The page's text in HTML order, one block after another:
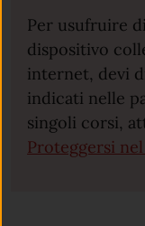
Per usufruire
dispositivo
internet, devi
indicati nelle
singoli corsi,
Proteggersi